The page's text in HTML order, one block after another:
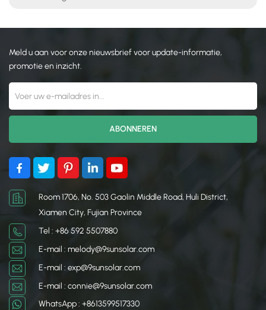
Meld u aan voor onze nieuwsbrief voor update-informatie,
promotie en inzicht.
Room 1706, No. 503 Gaolin Middle Road, Huli District,
Xiamen City, Fujian Province
Tel : +86 592 5507880
E-mail : melody@9sunsolar.com
E-mail : exp@9sunsolar.com
E-mail : connie@9sunsolar.com
WhatsApp : +8613599517330